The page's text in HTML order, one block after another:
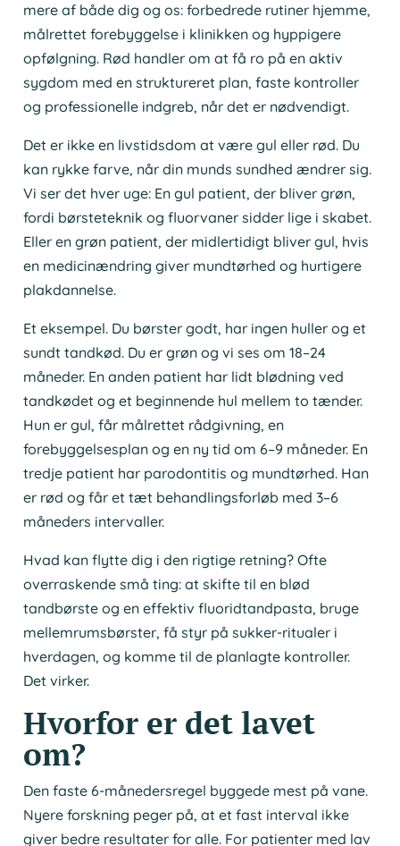
mere af både dig og os: forbedrede rutiner hjemme,
målrettet forebyggelse i klinikken og hyppigere
opfølgning. Rød handler om at få ro på en aktiv
sygdom med en struktureret plan, faste kontroller
og professionelle indgreb, når det er nødvendigt.
Det er ikke en livstidsdom at være gul eller rød. Du
kan rykke farve, når din munds sundhed ændrer sig.
Vi ser det hver uge: En gul patient, der bliver grøn,
fordi børsteteknik og fluorvaner sidder lige i skabet.
Eller en grøn patient, der midlertidigt bliver gul, hvis
en medicinændring giver mundtørhed og hurtigere
plakdannelse.
Et eksempel. Du børster godt, har ingen huller og et
sundt tandkød. Du er grøn og vi ses om 18–24
måneder. En anden patient har lidt blødning ved
tandkødet og et beginnende hul mellem to tænder.
Hun er gul, får målrettet rådgivning, en
forebyggelsesplan og en ny tid om 6–9 måneder. En
tredje patient har parodontitis og mundtørhed. Han
er rød og får et tæt behandlingsforløb med 3–6
måneders intervaller.
Hvad kan flytte dig i den rigtige retning? Ofte
overraskende små ting: at skifte til en blød
tandbørste og en effektiv fluoridtandpasta, bruge
mellemrumsbørster, få styr på sukker-ritualer i
hverdagen, og komme til de planlagte kontroller.
Det virker.
Hvorfor er det lavet
om?
Den faste 6-månedersregel byggede mest på vane.
Nyere forskning peger på, at et fast interval ikke
giver bedre resultater for alle. For patienter med lav